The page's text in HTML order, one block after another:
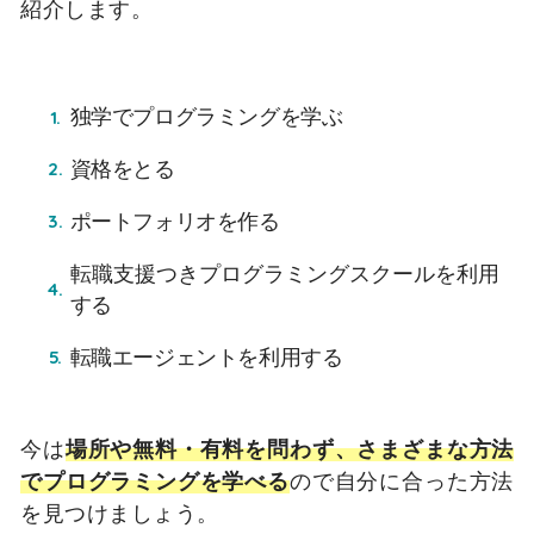
紹介します。
独学でプログラミングを学ぶ
資格をとる
ポートフォリオを作る
転職支援つきプログラミングスクールを利用
する
転職エージェントを利用する
今は場所や無料・有料を問わず、さまざまな方法
でプログラミングを学べるので自分に合った方法
を見つけましょう。